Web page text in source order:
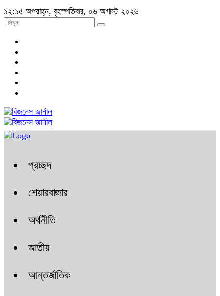
১২:১৫ অপরাহ্ন, বৃহস্পতিবার, ০৬ অগাস্ট ২০২৬
প্রচ্ছদ
শেয়ারবাজার
অর্থনীতি
জাতীয়
আন্তর্জাতিক